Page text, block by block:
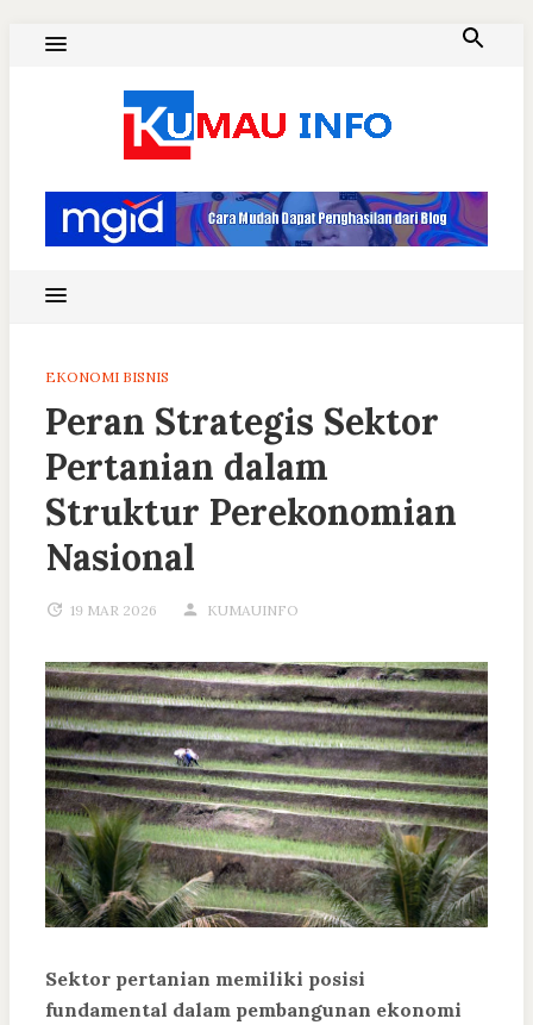
EKONOMI BISNIS
Peran Strategis Sektor
Pertanian dalam
Struktur Perekonomian
Nasional
19 MAR 2026 KUMAUINFO
Sektor pertanian memiliki posisi
fundamental dalam pembangunan ekonomi